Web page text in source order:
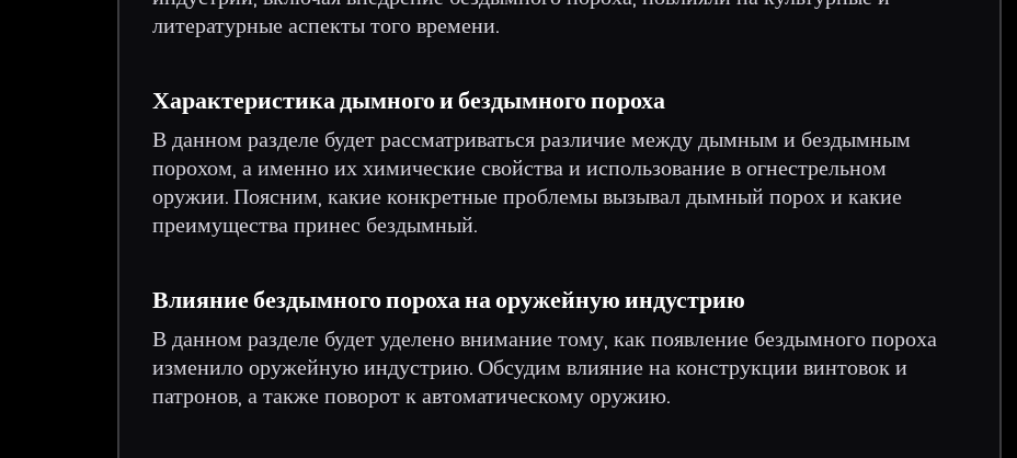
литературные аспекты того времени.
Характеристика дымного и бездымного пороха
В данном разделе будет рассматриваться различие между дымным и бездымным
порохом, а именно их химические свойства и использование в огнестрельном
оружии. Поясним, какие конкретные проблемы вызывал дымный порох и какие
преимущества принес бездымный.
Влияние бездымного пороха на оружейную индустрию
В данном разделе будет уделено внимание тому, как появление бездымного пороха
изменило оружейную индустрию. Обсудим влияние на конструкции винтовок и
патронов, а также поворот к автоматическому оружию.